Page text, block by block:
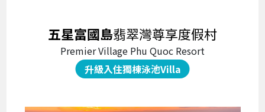
五星富國島翡翠灣尊享度假村
Premier Village Phu Quoc Resort
升級入住獨棟泳池Villa